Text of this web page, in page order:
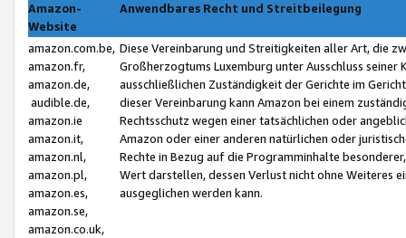
Amazon-
Website
Anwendbares Recht und Streitbeilegung
amazon.com.be,
amazon.fr,
amazon.de,
audible.de,
amazon.ie
amazon.it,
amazon.nl,
amazon.pl,
amazon.es,
amazon.se,
amazon.co.uk,
Diese Vereinbarung und Streitigkeiten aller Art, die
Großherzogtums Luxemburg unter Ausschluss
ausschließlichen Zuständigkeit der Gerichte im
dieser Vereinbarung kann Amazon bei einem
Rechtsschutz wegen einer tatsächlichen oder
Amazon oder einer anderen natürlichen oder
Rechte in Bezug auf die Programminhalte
Wert darstellen, dessen Verlust nicht ohne Weiteres
ausgeglichen werden kann.